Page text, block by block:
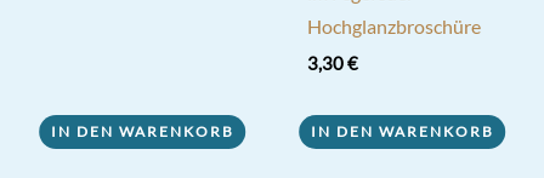
IN DEN WARENKORB
Hochglanzbroschüre
3,30€
IN DEN WARENKORB